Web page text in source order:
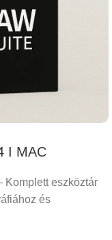
I MAC
Komplett eszköztár
és